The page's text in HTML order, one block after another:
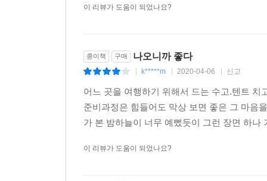
이 리뷰가 도움이 되었나요?
종이책 구매 나오니까 좋다
k*****m 2020-04-06 신고
어느 곳을 여행하기 위해서 드는 수고.텐트
준비과정은 힘들어도 막상 보면 좋은 그 마음
가 본 밤하늘이 너무 예뻤듯이 그런 장면 하
이 리뷰가 도움이 되었나요?